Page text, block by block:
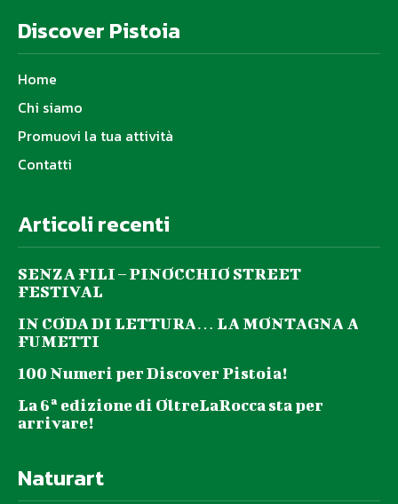
Discover Pistoia
Home
Chi siamo
Promuovi la tua attività
Contatti
Articoli recenti
SENZA FILI – PINOCCHIO STREET
FESTIVAL
IN CODA DI LETTURA… LA MONTAGNA A
FUMETTI
100 Numeri per Discover Pistoia!
La 6ª edizione di OltreLaRocca sta per
arrivare!
Naturart